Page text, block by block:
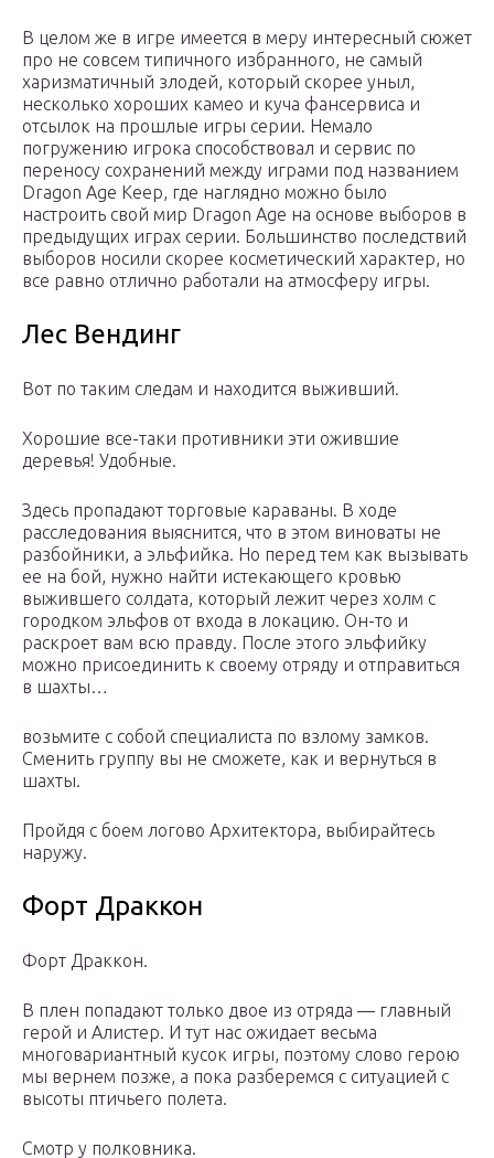
В целом же в игре имеется в меру интересный сюжет
про не совсем типичного избранного, не самый
харизматичный злодей, который скорее уныл,
несколько хороших камео и куча фансервиса и
отсылок на прошлые игры серии. Немало
погружению игрока способствовал и сервис по
переносу сохранений между играми под названием
Dragon Age Keep, где наглядно можно было
настроить свой мир Dragon Age на основе выборов в
предыдущих играх серии. Большинство последствий
выборов носили скорее косметический характер, но
все равно отлично работали на атмосферу игры.
Лес Вендинг
Вот по таким следам и находится выживший.
Хорошие все-таки противники эти ожившие
деревья! Удобные.
Здесь пропадают торговые караваны. В ходе
расследования выяснится, что в этом виноваты не
разбойники, а эльфийка. Но перед тем как вызывать
ее на бой, нужно найти истекающего кровью
выжившего солдата, который лежит через холм с
городком эльфов от входа в локацию. Он-то и
раскроет вам всю правду. После этого эльфийку
можно присоединить к своему отряду и отправиться
в шахты…
возьмите с собой специалиста по взлому замков.
Сменить группу вы не сможете, как и вернуться в
шахты.
Пройдя с боем логово Архитектора, выбирайтесь
наружу.
Форт Драккон
Форт Драккон.
В плен попадают только двое из отряда — главный
герой и Алистер. И тут нас ожидает весьма
многовариантный кусок игры, поэтому слово герою
мы вернем позже, а пока разберемся с ситуацией с
высоты птичьего полета.
Смотр у полковника.